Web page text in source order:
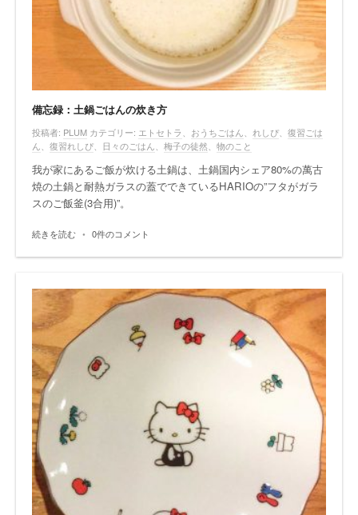
備忘録：土鍋ごはんの炊き方
投稿者: PLUM カテゴリー: エトセトラ おうちごはん れしぴ
復習ごは
ん
復習れしぴ 日々のごはん 梅子の徒然 物のこと
我が家にあるご飯が炊ける土鍋は、土鍋国内シェア80%の萬古
焼の土鍋と耐熱ガラスの蓋でできているHARIOの”フタがガラ
スのご飯釜(3合用)”。
続きを読む • 0件のコメント